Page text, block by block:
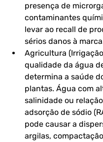
presença de
contaminantes
levar ao recall de
sérios danos à
Agricultura
qualidade da água
determina a saúde
plantas. Água com
salinidade ou
adsorção de sódio
pode causar a
argilas,